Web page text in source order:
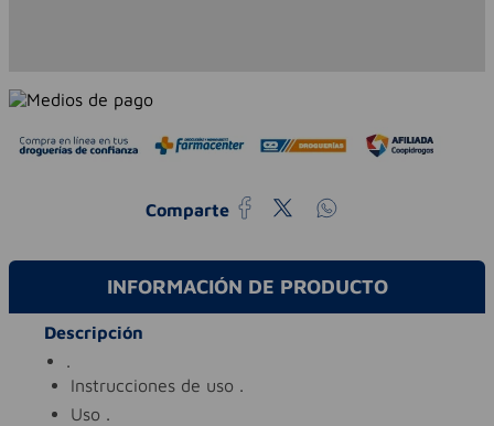
Comparte
INFORMACIÓN DE PRODUCTO
Descripción
.
instrucciones de uso .
uso .